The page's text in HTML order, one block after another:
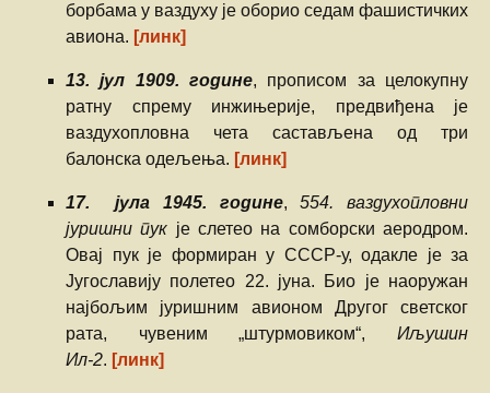
борбама у ваздуху је оборио седам фашистичких
авиона. [линк]
13. јул 1909. године, прописом за целокупну
ратну спрему инжињерије, предвиђена је
ваздухопловна чета састављена од три
балонска одељења. [линк]
17. јула 1945. године,554. ваздухопловни
јуришни пук је слетео на сомборски аеродром.
Овај пук је формиран у СССР-у, одакле је за
Југославију полетео 22. јуна. Био је наоружан
најбољим јуришним авионом Другог светског
рата, чувеним „штурмовиком“, Иљушин
Ил-2. [линк]